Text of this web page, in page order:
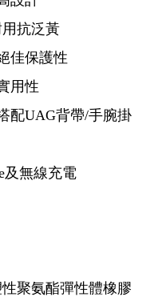
抗泛黃
佳保護性
用性
配UAG背帶/手腕掛
及無線充電
聚氨酯彈性體橡膠